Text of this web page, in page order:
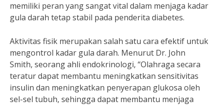
memiliki peran yang sangat vital dalam menjaga kadar
gula darah tetap stabil pada penderita diabetes.
Aktivitas fisik merupakan salah satu cara efektif untuk
mengontrol kadar gula darah. Menurut Dr. John
Smith, seorang ahli endokrinologi, “Olahraga secara
teratur dapat membantu meningkatkan sensitivitas
insulin dan meningkatkan penyerapan glukosa oleh
sel-sel tubuh, sehingga dapat membantu menjaga